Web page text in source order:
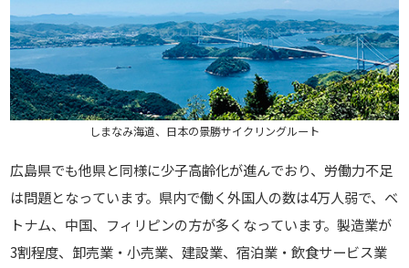
しまなみ海道、日本の景勝サイクリングルート
広島県でも他県と同様に少子高齢化が進んでおり、労働力不足
は問題となっています。県内で働く外国人の数は4万人弱で、ベ
トナム、中国、フィリピンの方が多くなっています。製造業が
3割程度、卸売業・小売業、建設業、宿泊業・飲食サービス業